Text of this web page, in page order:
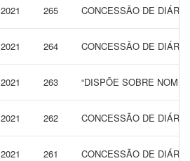
2021 265 CONCESSÃO DE
2021 264 CONCESSÃO DE
2021 263 “DISPÕE SOBRE
2021 262 CONCESSÃO DE
2021 261 CONCESSÃO DE